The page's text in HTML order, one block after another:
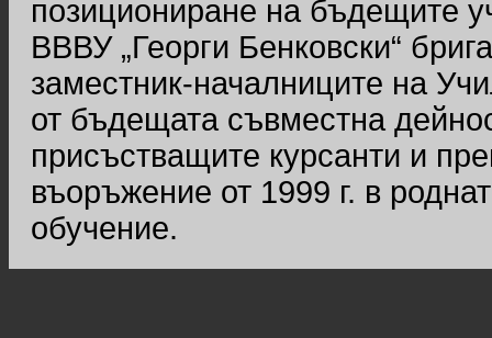
позициониране на бъдещите
ВВВУ „Георги Бенковски“
заместник-началниците на
от бъдещата съвместна
присъстващите курсанти и
въоръжение от 1999 г. в
обучение.